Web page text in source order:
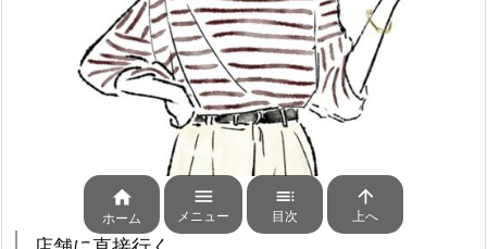

ホーム

メニュー

目次

上へ